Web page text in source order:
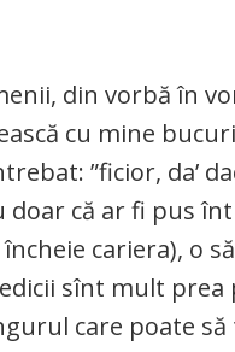
din vorbă în
cu mine
”ficior, da’
doar că ar fi pus
cariera), o
sînt mult
care poate să